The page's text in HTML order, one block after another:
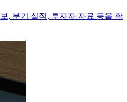
, 분기 실적, 투자자 자료 등을 확